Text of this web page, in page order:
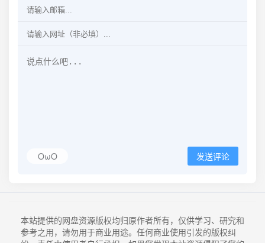
OωO 发送评论
本站提供的网盘资源版权均归原作者所有，仅供学习、研究和
参考之用，请勿用于商业用途。任何商业使用引发的版权纠